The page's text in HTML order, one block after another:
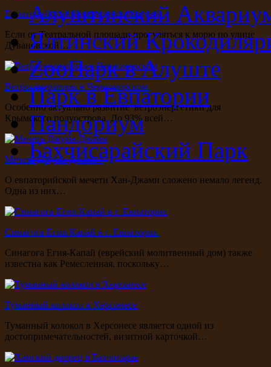
Евпаторийский Краеведческий музей
Если от Театральной площади прогуляться к морю по улице
Дувановской…
Ветрогенераторы в Черноморском
Особенно актуально развитие ветроэнергетики для
Крымского полуострова. До 93% всей…
Мечеть Джума-Джами
О евпаторийской мечети Хан-Джами сложено немало легенд.
Одна из них…
Синагога Егия-Капай в г. Евпатория
Синагога Егия-Капай (еврейский молитвенный дом) также
известна как Ремесленная, поскольку…
Туманный колокол в Херсонесе
Туманный колокол в Херсонесе является одной из
достопримечательностей, визитной карточкой…
Алуштинский
Ялтинский
ZooПарк в Алуште
Парк в Евпатории
Пандориум
Бахчисарайский Парк